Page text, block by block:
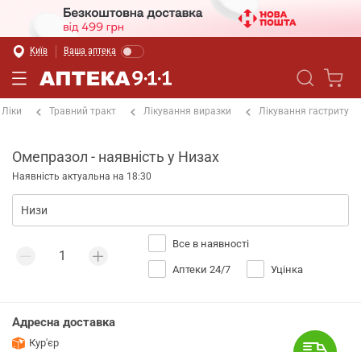
Київ Ваша аптека
Ліки Травний тракт Лікування виразки Лікування гастриту
Омепразол - наявність у Низах
Наявність актуальна на 18:30
Все в наявності
Аптеки 24/7 Уцінка
Адресна доставка
Кур'єр